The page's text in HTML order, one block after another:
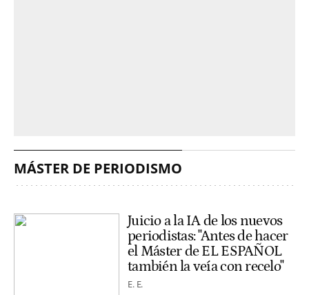
MÁSTER DE PERIODISMO
Juicio a la IA de los nuevos
periodistas: "Antes de hacer
el Máster de EL ESPAÑOL
también la veía con recelo"
E. E.